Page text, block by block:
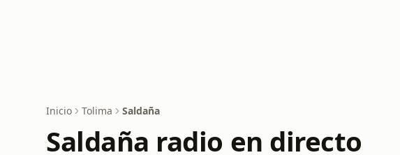
Inicio Tolima Saldaña
Saldaña radio en directo